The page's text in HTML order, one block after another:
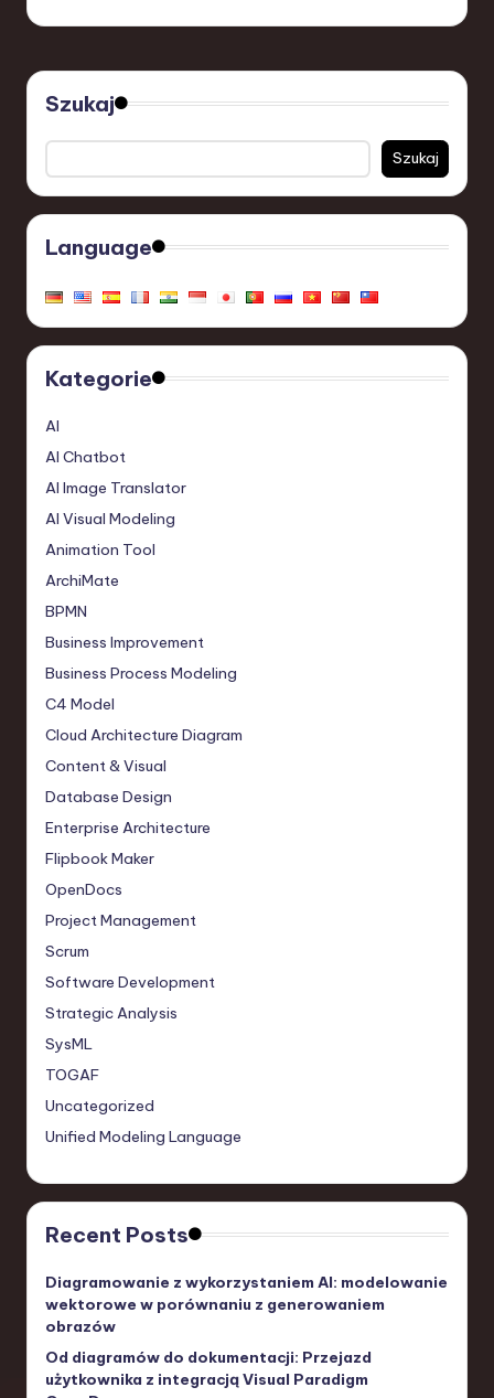
Szukaj
Szukaj
Language
Kategorie
AI
AI Chatbot
AI Image Translator
AI Visual Modeling
Animation Tool
ArchiMate
BPMN
Business Improvement
Business Process Modeling
C4 Model
Cloud Architecture Diagram
Content & Visual
Database Design
Enterprise Architecture
Flipbook Maker
OpenDocs
Project Management
Scrum
Software Development
Strategic Analysis
SysML
TOGAF
Uncategorized
Unified Modeling Language
Recent Posts
Diagramowanie z wykorzystaniem AI: modelowanie
wektorowe w porównaniu z generowaniem
obrazów
Od diagramów do dokumentacji: Przejazd
użytkownika z integracją Visual Paradigm